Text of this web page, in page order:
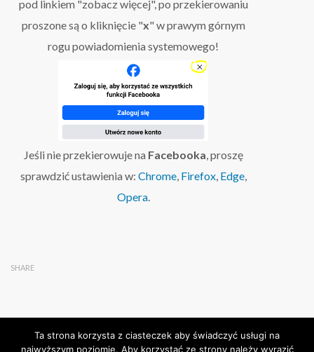
pod linkiem "zobacz więcej", po przekierowaniu
proszone są o kliknięcie "x" w prawym górnym
rogu powiadomienia systemowego!
Jeśli nie przekierowuje na Facebooka, proszę
sprawdzić ustawienia w: Chrome, Firefox, Edge,
Opera.
SHARE
Ta strona korzysta z ciasteczek aby świadczyć usługi na
najwyższym poziomie. Aby korzystać ze strony należy wyrazić